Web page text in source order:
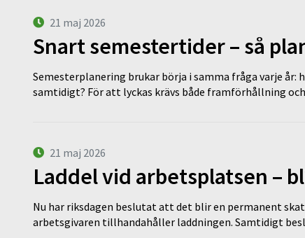
21 maj 2026
Snart semestertider – så
Semesterplanering brukar börja i samma fråga varje
samtidigt? För att lyckas krävs både framförhållning
21 maj 2026
Laddel vid arbetsplatsen –
Nu har riksdagen beslutat att det blir en permanent
arbetsgivaren tillhandahåller laddningen. Samtidigt